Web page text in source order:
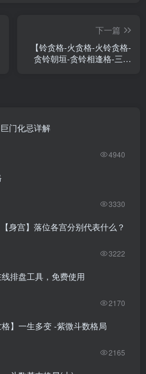
下一篇
【铃贪格-火贪格-火铃贪格-
贪铃朝垣-贪铃相逢格-三合
门化忌详解
4940
3330
身宫】落位各宫分别代表什么？
3222
排盘工具，免费使用
2170
格】一生多变 -紫微斗数格局
2165